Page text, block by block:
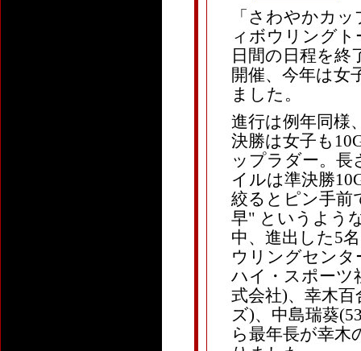
「さわやかカ
ィボウリング
日間の日程を終
開催、今年は女
ました。
進行は例年同様
決勝は女子も
ップラダー。長
イルは準決勝
絞るとピン手前
早" というよう
中、進出した5
ウリングセンタ
ハイ・スポーツ
式会社)、幸木百
ズ)、中島瑞葵
ら最年長が幸木